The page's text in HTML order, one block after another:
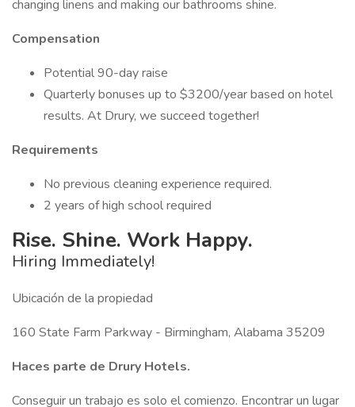
changing linens and making our bathrooms shine.
Compensation
Potential 90-day raise
Quarterly bonuses up to $3200/year based on hotel
results. At Drury, we succeed together!
Requirements
No previous cleaning experience required.
2 years of high school required
Rise. Shine. Work Happy.
Hiring Immediately!
Ubicación de la propiedad
160 State Farm Parkway - Birmingham, Alabama 35209
Haces parte de Drury Hotels.
Conseguir un trabajo es solo el comienzo. Encontrar un lugar